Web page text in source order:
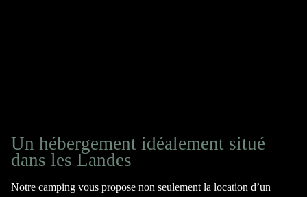
Un hébergement idéalement situé
dans les Landes
Notre camping vous propose non seulement la location d’un